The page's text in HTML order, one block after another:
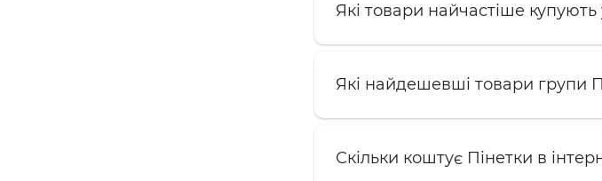
Які товари найчастіше купують
Які найдешевші товари групи
Скільки коштує Пінетки в